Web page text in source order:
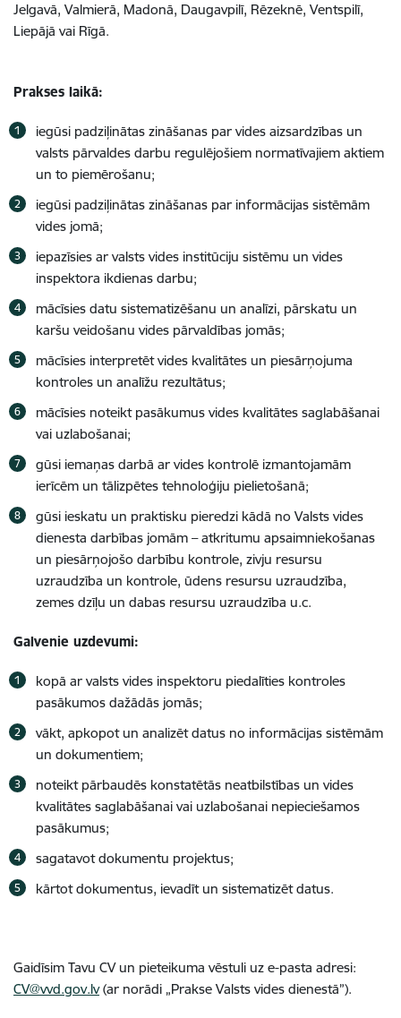
Jelgavā, Valmierā, Madonā, Daugavpilī, Rēzeknē, Ventspilī,
Liepājā vai Rīgā.
Prakses laikā:
iegūsi padziļinātas zināšanas par vides aizsardzības un
valsts pārvaldes darbu regulējošiem normatīvajiem aktiem
un to piemērošanu;
iegūsi padziļinātas zināšanas par informācijas sistēmām
vides jomā;
iepazīsies ar valsts vides institūciju sistēmu un vides
inspektora ikdienas darbu;
mācīsies datu sistematizēšanu un analīzi, pārskatu un
karšu veidošanu vides pārvaldības jomās;
mācīsies interpretēt vides kvalitātes un piesārņojuma
kontroles un analīžu rezultātus;
mācīsies noteikt pasākumus vides kvalitātes saglabāšanai
vai uzlabošanai;
gūsi iemaņas darbā ar vides kontrolē izmantojamām
ierīcēm un tālizpētes tehnoloģiju pielietošanā;
gūsi ieskatu un praktisku pieredzi kādā no Valsts vides
dienesta darbības jomām – atkritumu apsaimniekošanas
un piesārņojošo darbību kontrole, zivju resursu
uzraudzība un kontrole, ūdens resursu uzraudzība,
zemes dzīļu un dabas resursu uzraudzība u.c.
Galvenie uzdevumi:
kopā ar valsts vides inspektoru piedalīties kontroles
pasākumos dažādās jomās;
vākt, apkopot un analizēt datus no informācijas sistēmām
un dokumentiem;
noteikt pārbaudēs konstatētās neatbilstības un vides
kvalitātes saglabāšanai vai uzlabošanai nepieciešamos
pasākumus;
sagatavot dokumentu projektus;
kārtot dokumentus, ievadīt un sistematizēt datus.
Gaidīsim Tavu CV un pieteikuma vēstuli uz e-pasta adresi:
CV@vvd.gov.lv(ar norādi „Prakse Valsts vides dienestā”).